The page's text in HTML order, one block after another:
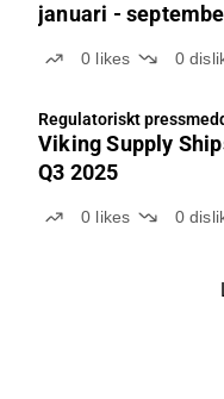
januari -
0 likes 0
Regulatoriskt
Viking Supply
Q3 2025
0 likes 0